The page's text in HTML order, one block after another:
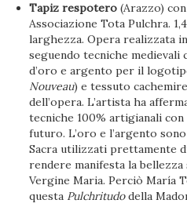
Tapiz respotero (Arazzo)
Associazione Tota Pulchra.
larghezza. Opera realizzata
seguendo tecniche
d’oro e argento per il
Nouveau) e tessuto
dell’opera. L’artista ha
tecniche 100% artigianali
futuro. L’oro e l’argento
Sacra utilizzati prettamente
rendere manifesta la
Vergine Maria. Perciò María
questa Pulchritudodella